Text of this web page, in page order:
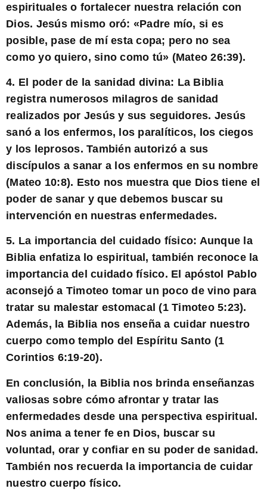
espirituales o fortalecer nuestra relación con
Dios. Jesús mismo oró: «Padre mío, si es
posible, pase de mí esta copa; pero no sea
como yo quiero, sino como tú» (Mateo 26:39).
4. El poder de la sanidad divina: La Biblia
registra numerosos milagros de sanidad
realizados por Jesús y sus seguidores. Jesús
sanó a los enfermos, los paralíticos, los ciegos
y los leprosos. También autorizó a sus
discípulos a sanar a los enfermos en su nombre
(Mateo 10:8). Esto nos muestra que Dios tiene el
poder de sanar y que debemos buscar su
intervención en nuestras enfermedades.
5. La importancia del cuidado físico: Aunque la
Biblia enfatiza lo espiritual, también reconoce la
importancia del cuidado físico. El apóstol Pablo
aconsejó a Timoteo tomar un poco de vino para
tratar su malestar estomacal (1 Timoteo 5:23).
Además, la Biblia nos enseña a cuidar nuestro
cuerpo como templo del Espíritu Santo (1
Corintios 6:19-20).
En conclusión, la Biblia nos brinda enseñanzas
valiosas sobre cómo afrontar y tratar las
enfermedades desde una perspectiva espiritual.
Nos anima a tener fe en Dios, buscar su
voluntad, orar y confiar en su poder de sanidad.
También nos recuerda la importancia de cuidar
nuestro cuerpo físico.